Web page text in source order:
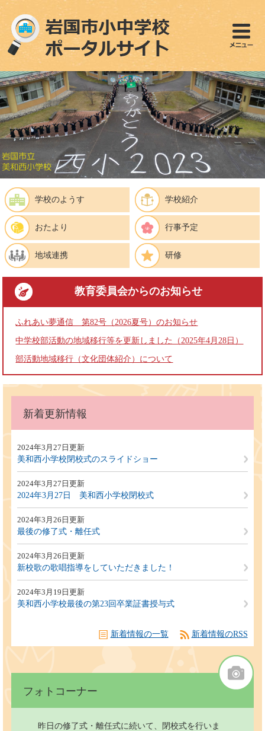
ペ
で
す
。
メ
ば
し
て
本
文
学校のようす 学校紹介
おたより 行事予定
地域連携 研修
教育委員会からのお知らせ
ふれあい夢通信 第82号（2026夏号）のお知らせ
中学校部活動の地域移行等を更新しました（2025年4月28日）
部活動地域移行（文化団体紹介）について
新着更新情報
2024年3月27日更新
美和西小学校閉校式のスライドショー
2024年3月27日更新
2024年3月27日 美和西小学校閉校式
2024年3月26日更新
最後の修了式・離任式
2024年3月26日更新
新校歌の歌唱指導をしていただきました！
2024年3月19日更新
美和西小学校最後の第23回卒業証書授与式
新着情報の一覧 新着情報のRSS
フォトコーナー
昨日の修了式・離任式に続いて、閉校式を行いま